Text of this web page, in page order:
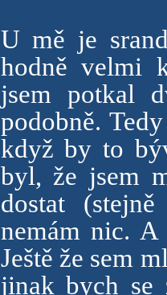
U mě je
hodně velmi
jsem potkal
podobně.
když by to
byl, že jsem
dostat
nemám nic.
Ještě že sem
jinak bych se